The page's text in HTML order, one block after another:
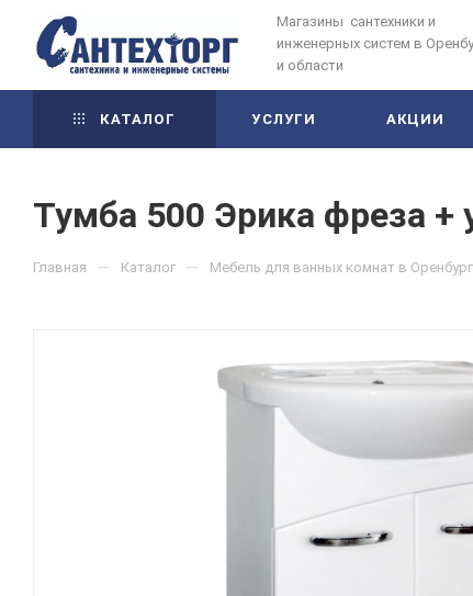
Магазины сантехники и
инженерных систем в
и области
КАТАЛОГ УСЛУГИ АКЦИИ
Тумба 500 Эрика фреза
Главная — Каталог — Мебель для ванных комнат в